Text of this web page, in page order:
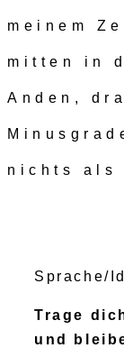
meinem
mitten in
Anden,
nichts als
Sprache/
Trage
und